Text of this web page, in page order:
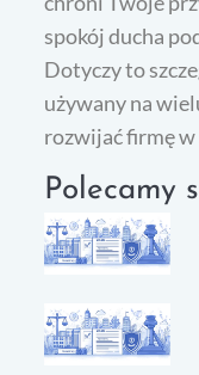
spokój ducha
Dotyczy to
używany na
rozwijać firmę w
Polecamy